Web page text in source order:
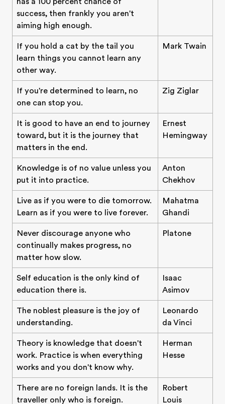
success, then frankly you aren't
aiming high enough.
If you hold a cat by the tail you
learn things you cannot learn any
other way.
Mark Twain
If you're determined to learn, no
one can stop you.
Zig Ziglar
It is good to have an end to journey
toward, but it is the journey that
matters in the end.
Ernest
Hemingway
Knowledge is of no value unless you
put it into practice.
Anton
Chekhov
Live as if you were to die tomorrow.
Learn as if you were to live forever.
Mahatma
Ghandi
Never discourage anyone who
continually makes progress, no
matter how slow.
Platone
Self education is the only kind of
education there is.
Isaac
Asimov
The noblest pleasure is the joy of
understanding.
Leonardo
da Vinci
Theory is knowledge that doesn't
work. Practice is when everything
works and you don't know why.
Herman
Hesse
There are no foreign lands. It is the
traveller only who is foreign.
Robert
Louis